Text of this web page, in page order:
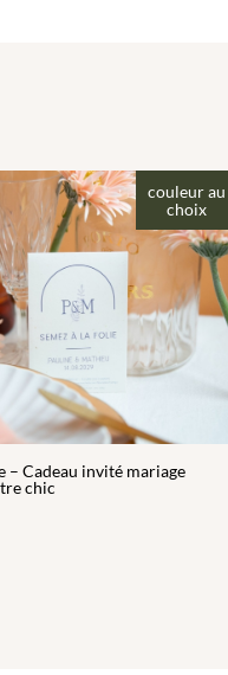
couleur au
choix
– Cadeau invité mariage
chic